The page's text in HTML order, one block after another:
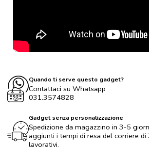
Quando ti serve questo gadget?
Contattaci su Whatsapp
031.3574828
Gadget senza personalizzazione
Spedizione da magazzino in 3-5
aggiunti i tempi di resa del corriere
lavorativi.